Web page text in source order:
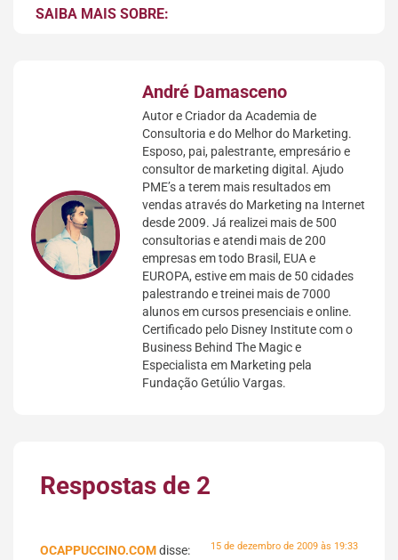
SAIBA MAIS SOBRE:
André Damasceno
Autor e Criador da Academia de
Consultoria e do Melhor do Marketing.
Esposo, pai, palestrante, empresário e
consultor de marketing digital. Ajudo
PME’s a terem mais resultados em
vendas através do Marketing na Internet
desde 2009. Já realizei mais de 500
consultorias e atendi mais de 200
empresas em todo Brasil, EUA e
EUROPA, estive em mais de 50 cidades
palestrando e treinei mais de 7000
alunos em cursos presenciais e online.
Certificado pelo Disney Institute com o
Business Behind The Magic e
Especialista em Marketing pela
Fundação Getúlio Vargas.
Respostas de 2
OCAPPUCCINO.COMdisse: 15 de dezembro de 2009 às 19:33